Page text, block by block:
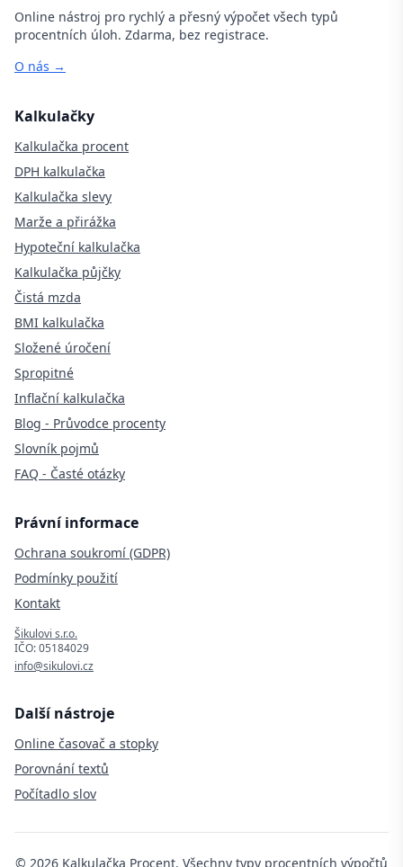
Online nástroj pro rychlý a přesný výpočet všech typů
procentních úloh. Zdarma, bez registrace.
O nás →
Kalkulačky
Kalkulačka procent
DPH kalkulačka
Kalkulačka slevy
Marže a přirážka
Hypoteční kalkulačka
Kalkulačka půjčky
Čistá mzda
BMI kalkulačka
Složené úročení
Spropitné
Inflační kalkulačka
Blog - Průvodce procenty
Slovník pojmů
FAQ - Časté otázky
Právní informace
Ochrana soukromí (GDPR)
Podmínky použití
Kontakt
Šikulovi s.r.o.
IČO: 05184029
info@sikulovi.cz
Další nástroje
Online časovač a stopky
Porovnání textů
Počítadlo slov
© 2026 Kalkulačka Procent. Všechny typy procentních výpočtů